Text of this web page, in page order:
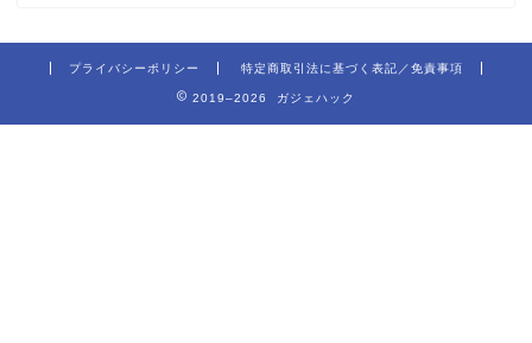
プライバシーポリシー 特定商取引法に基づく表記／免責事項
2019–2026 ガジェハック